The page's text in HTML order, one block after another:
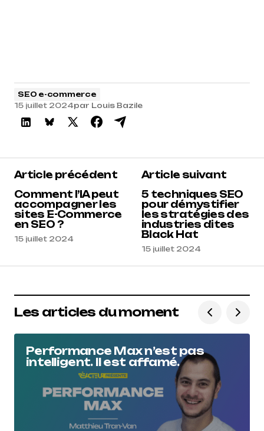
SEO e-commerce
15 juillet 2024par Louis Bazile
Article précédent
Comment l’IA peut
accompagner les
sites E-Commerce
en SEO ?
15 juillet 2024
Article suivant
5 techniques SEO
pour démystifier
les stratégies des
industries dites
Black Hat
15 juillet 2024
Les articles du moment
Performance Max n’est pas
intelligent. Il est affamé.